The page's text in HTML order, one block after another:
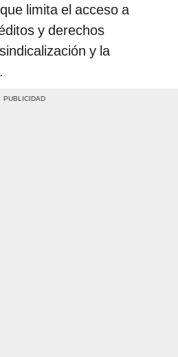
limita el acceso a
y derechos
y la